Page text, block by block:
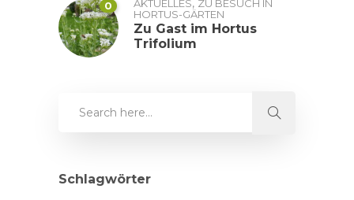
0 AKTUELLES, ZU BESUCH IN
HORTUS-GÄRTEN
Zu Gast im Hortus
Trifolium
Schlagwörter